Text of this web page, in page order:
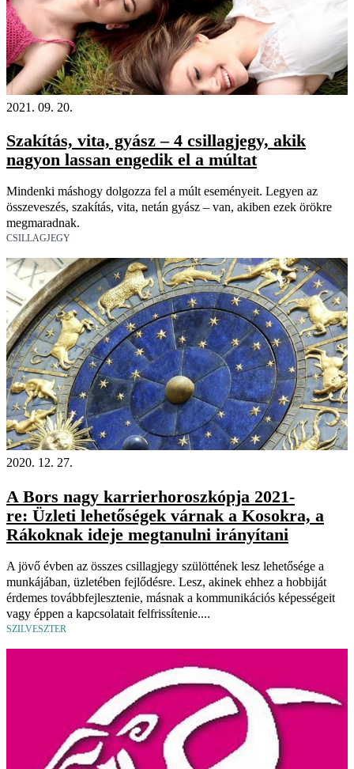
2021. 09. 20.
Szakítás, vita, gyász – 4 csillagjegy, akik
nagyon lassan engedik el a múltat
Mindenki máshogy dolgozza fel a múlt eseményeit. Legyen az
összeveszés, szakítás, vita, netán gyász – van, akiben ezek örökre
megmaradnak.
CSILLAGJEGY
2020. 12. 27.
A Bors nagy karrierhoroszkópja 2021-
re: Üzleti lehetőségek várnak a Kosokra, a
Rákoknak ideje megtanulni irányítani
A jövő évben az összes csillagjegy szülöttének lesz lehetősége a
munkájában, üzletében fejlődésre. Lesz, akinek ehhez a hobbiját
érdemes továbbfejlesztenie, másnak a kommunikációs képességeit
vagy éppen a kapcsolatait felfrissítenie....
SZILVESZTER